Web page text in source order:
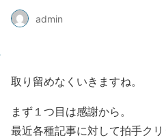
admin
取り留めなくいきますね。
まず１つ目は感謝から。
最近各種記事に対して拍手ク